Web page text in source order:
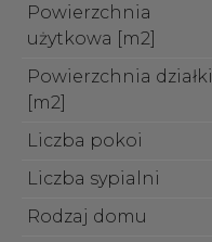
Powierzchnia
użytkowa [m2]
Powierzchnia działki
[m2]
Liczba pokoi
Liczba sypialni
Rodzaj domu